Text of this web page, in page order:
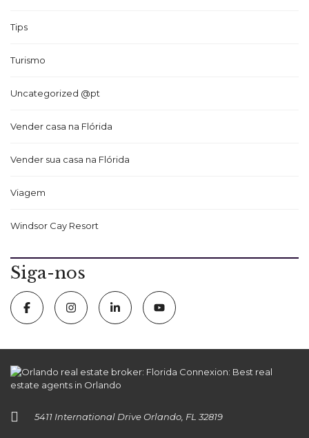
Tips
Turismo
Uncategorized @pt
Vender casa na Flórida
Vender sua casa na Flórida
Viagem
Windsor Cay Resort
Siga-nos
5411 International Drive Orlando, FL 32819